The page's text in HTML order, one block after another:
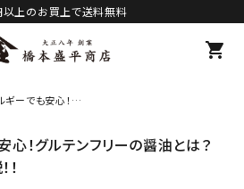
上のお買上で送料無料
shopping_cart
ギーでも安心！グ
！グルテンフリーの醤油とは？